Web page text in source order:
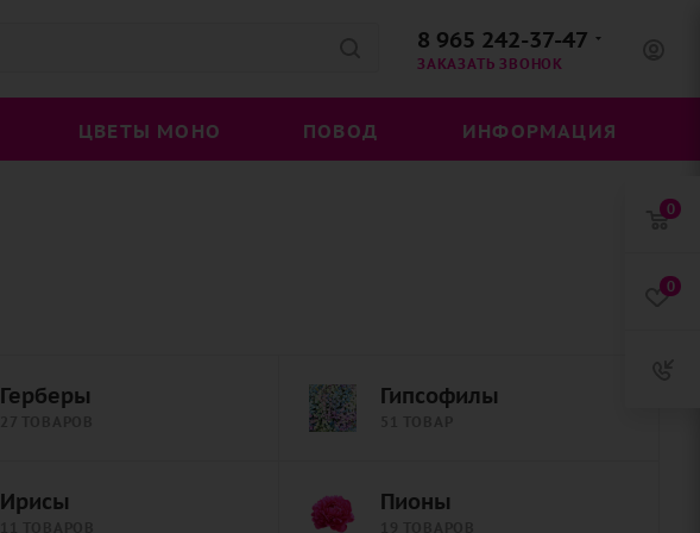
8 965 242-37-47
ЗАКАЗАТЬ ЗВОНОК
ЦВЕТЫ МОНО ПОВОД ИНФОРМАЦИЯ
Герберы Гипсофилы
Ирисы Пионы
0
0